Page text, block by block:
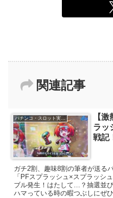
関連記事
パチンコ・スロット実戦記
【
ラッ
戦記
ガチ2割、趣味8割の筆者が送る
「PFスプラッシュ×スプラッシ
ブル発生！はたして…？抽選並
ハマっている時の暇つぶしにぜ